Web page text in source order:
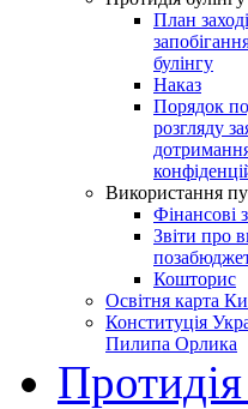
План
булінгу
Наказ
Порядок
розгляду
Використання
Фінансові
Звіти про
Кошторис
Освітня карта
Конституція
Пилипа Орлика